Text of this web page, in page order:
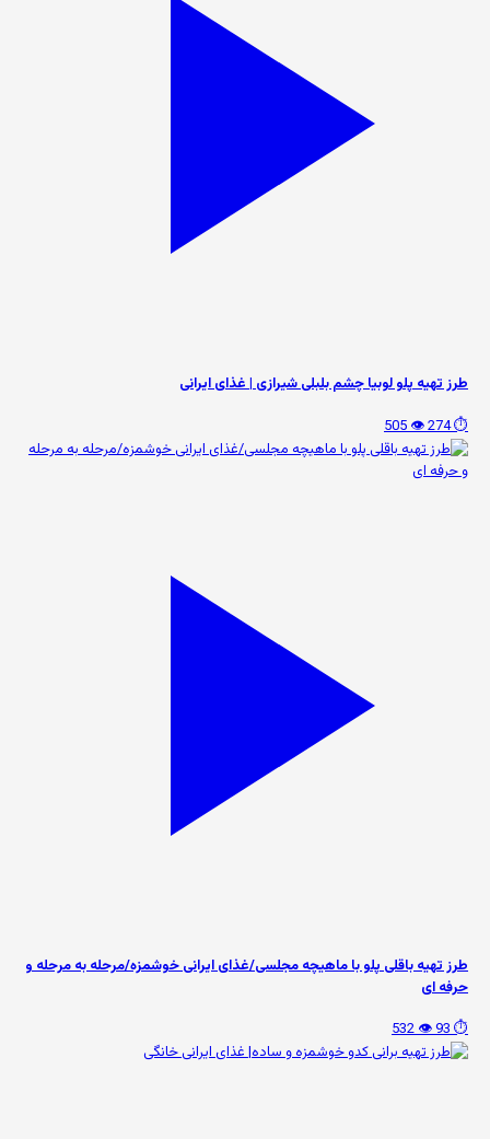
طرز تهیه پلو لوبیا چشم بلبلی شیرازی | غذای ایرانی
⏱️ 274
👁️ 505
طرز تهیه باقلی پلو با ماهیچه مجلسی/غذای ایرانی خوشمزه/مرحله به مرحله و
حرفه ای
⏱️ 93
👁️ 532